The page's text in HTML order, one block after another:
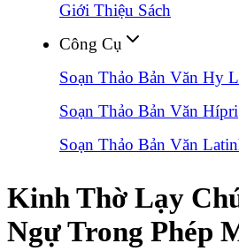
Giới Thiệu Sách
Công Cụ
Soạn Thảo Bản Văn Hy
Soạn Thảo Bản Văn Hípri
Soạn Thảo Bản Văn
Kinh Thờ Lạy
Ngự Trong Phép